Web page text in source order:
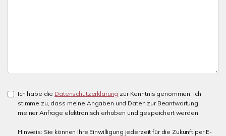
Ich habe die Datenschutzerklärung zur Kenntnis genommen. Ich
stimme zu, dass meine Angaben und Daten zur Beantwortung
meiner Anfrage elektronisch erhoben und gespeichert werden.
Hinweis: Sie können Ihre Einwilligung jederzeit für die Zukunft per E-